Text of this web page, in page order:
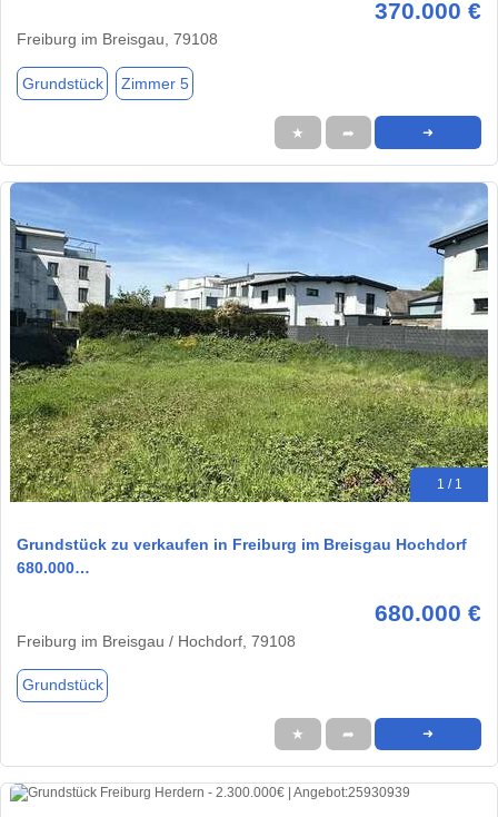
370.000 €
Freiburg im Breisgau, 79108
Grundstück Zimmer 5
★ ➦ ➜
1 / 1
Grundstück zu verkaufen in Freiburg im Breisgau Hochdorf
680.000…
680.000 €
Freiburg im Breisgau / Hochdorf, 79108
Grundstück
★ ➦ ➜